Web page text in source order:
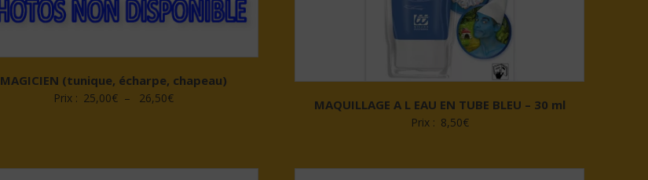
MAGICIEN (tunique, écharpe, chapeau)
Prix : 25,00€ – 26,50€Plage
MAQUILLAGE A L EAU EN TUBE BLEU – 30 ml
Prix : 8,50€